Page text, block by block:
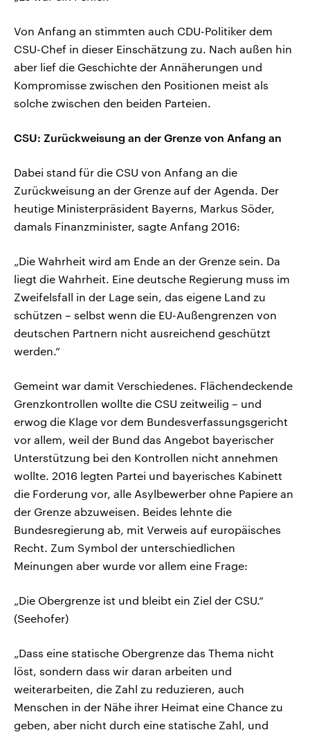
Von Anfang an stimmten auch CDU-Politiker dem
CSU-Chef in dieser Einschätzung zu. Nach außen hin
aber lief die Geschichte der Annäherungen und
Kompromisse zwischen den Positionen meist als
solche zwischen den beiden Parteien.
CSU: Zurückweisung an der Grenze von Anfang an
Dabei stand für die CSU von Anfang an die
Zurückweisung an der Grenze auf der Agenda. Der
heutige Ministerpräsident Bayerns, Markus Söder,
damals Finanzminister, sagte Anfang 2016:
„Die Wahrheit wird am Ende an der Grenze sein. Da
liegt die Wahrheit. Eine deutsche Regierung muss im
Zweifelsfall in der Lage sein, das eigene Land zu
schützen – selbst wenn die EU-Außengrenzen von
deutschen Partnern nicht ausreichend geschützt
werden.“
Gemeint war damit Verschiedenes. Flächendeckende
Grenzkontrollen wollte die CSU zeitweilig – und
erwog die Klage vor dem Bundesverfassungsgericht
vor allem, weil der Bund das Angebot bayerischer
Unterstützung bei den Kontrollen nicht annehmen
wollte. 2016 legten Partei und bayerisches Kabinett
die Forderung vor, alle Asylbewerber ohne Papiere an
der Grenze abzuweisen. Beides lehnte die
Bundesregierung ab, mit Verweis auf europäisches
Recht. Zum Symbol der unterschiedlichen
Meinungen aber wurde vor allem eine Frage:
„Die Obergrenze ist und bleibt ein Ziel der CSU.“
(Seehofer)
„Dass eine statische Obergrenze das Thema nicht
löst, sondern dass wir daran arbeiten und
weiterarbeiten, die Zahl zu reduzieren, auch
Menschen in der Nähe ihrer Heimat eine Chance zu
geben, aber nicht durch eine statische Zahl, und